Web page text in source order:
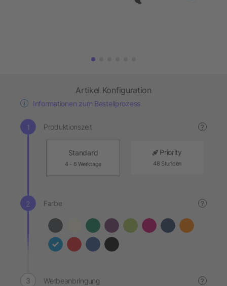
Artikel Konfiguration
Informationen zum Bestellprozess
Produktionszeit ?
Standard
4 - 6 Werktage
Priority
48 Stunden
Farbe ?
Werbeanbringung ?